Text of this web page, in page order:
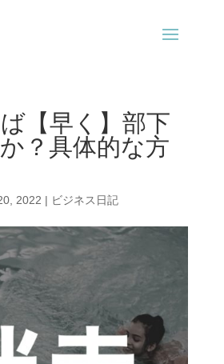
【早く】部下
？具体的な方
2022 | ビジネス日記